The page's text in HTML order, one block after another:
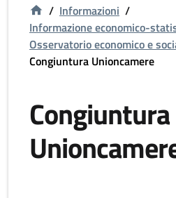
/ Informazioni /
Informazione economico-
Osservatorio economico e
Congiuntura Unioncamere
Congiuntura